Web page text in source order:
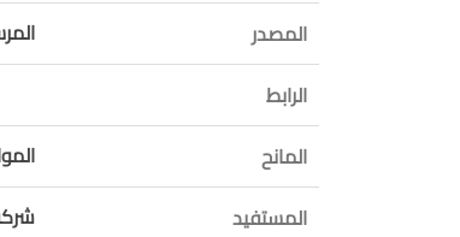
المصدر
المرسوم
الرابط
المانح
المستفيد